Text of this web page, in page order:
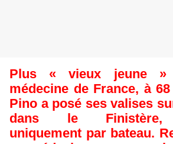
Plus « vieux jeune »
médecine de France, à
Pino a posé ses valises
dans le Finistère,
uniquement par bateau.